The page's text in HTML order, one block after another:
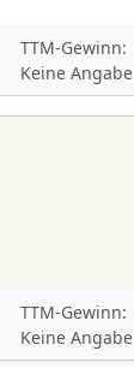
TTM-Gewinn:
Keine Angabe
TTM-Gewinn:
Keine Angabe